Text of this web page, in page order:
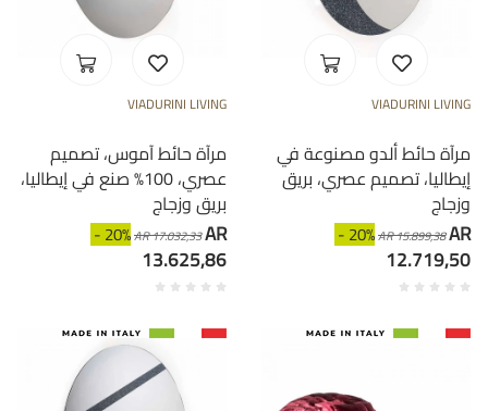
VIADURINI LIVING
مرآة حائط آموس، تصميم
عصري، 100% صنع في إيطاليا،
بريق وزجاج
- 20%AR 17.032,33AR
13.625,86
VIADURINI LIVING
مرآة حائط ألدو مصنوعة في
إيطاليا، تصميم عصري، بريق
وزجاج
- 20%AR 15.899,38AR
12.719,50